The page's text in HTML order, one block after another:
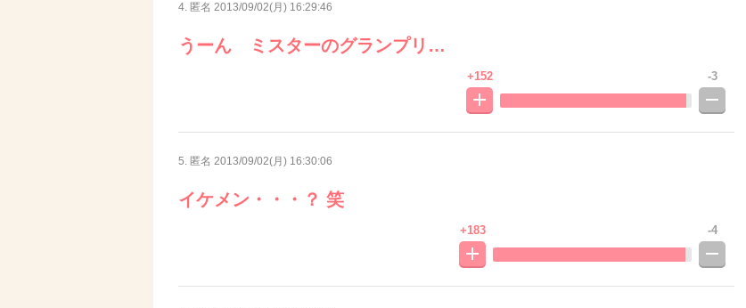
4. 匿名 2013/09/02(月) 16:29:46
うーん ミスターのグランプリ…
+152 -3
5. 匿名 2013/09/02(月) 16:30:06
イケメン・・・？ 笑
+183 -4